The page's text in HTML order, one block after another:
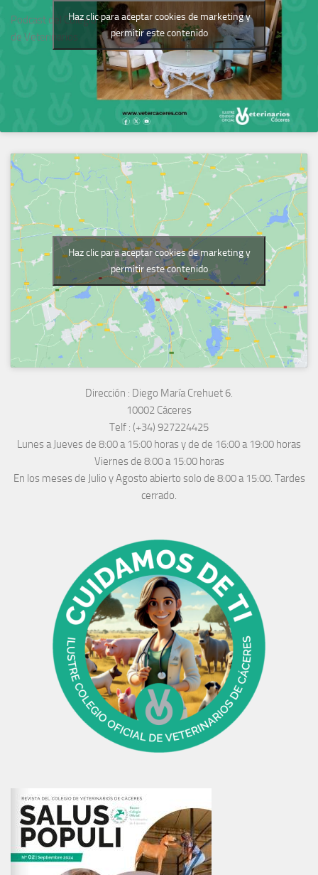
Podcast del Colegio
de Veterinarios
Haz clic para aceptar cookies de marketing y
permitir este contenido
Haz clic para aceptar cookies de marketing y
permitir este contenido
Dirección : Diego María Crehuet 6.
10002 Cáceres
Telf : (+34) 927224425
Lunes a Jueves de 8:00 a 15:00 horas y de de 16:00 a 19:00 horas
Viernes de 8:00 a 15:00 horas
En los meses de Julio y Agosto abierto solo de 8:00 a 15:00. Tardes
cerrado.